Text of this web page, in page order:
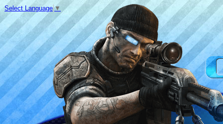
Select Language ▼